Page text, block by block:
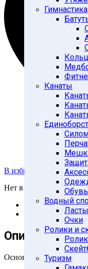
Гимнастика
Канаты
Обувь
Водный
Очки
Ролики и
Туризм
В избранное
Нет в наличии
Описание
Отзывы (0)
Описание
Основные